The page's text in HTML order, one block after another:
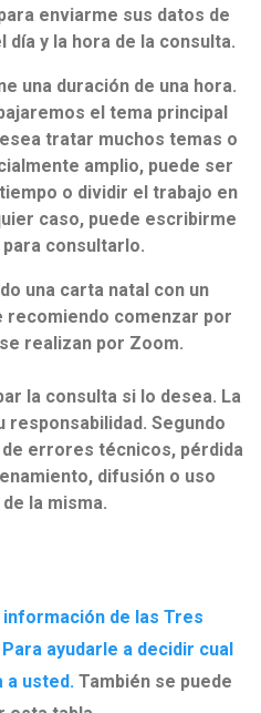
enviarme sus datos de
y la hora de la consulta.
una duración de una hora.
el tema principal
tratar muchos temas o
amplio, puede ser
o dividir el trabajo en
caso, puede escribirme
consultarlo.
una carta natal con un
comenzar por
realizan por Zoom.
la consulta si lo desea. La
responsabilidad. Segundo
errores técnicos, pérdida
difusión o uso
la misma.
de las Tres
ayudarle a decidir cual
a usted. También se puede